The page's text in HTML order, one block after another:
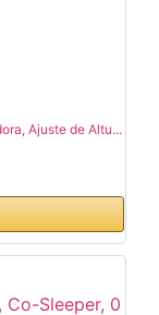
Ajuste de Altu...